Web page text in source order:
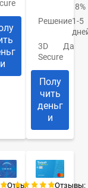
и
8%
Решение1-5
3D
Secure
Да
Полу
чить
деньг
и
Отзывы:
Отзывы: